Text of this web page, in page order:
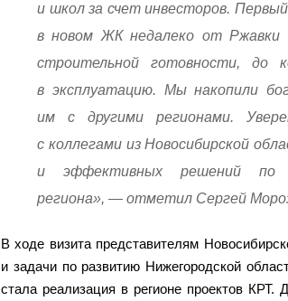
и школ за счет инвесторов.
в новом ЖК недалеко от Ржавки
строительной готовности, до
в эксплуатацию. Мы накопили
им с другими регионами.
с коллегами из Новосибирской
и эффективных решений по
региона», — отметил Сергей
В ходе визита представителям
и задачи по развитию Нижегородской
стала реализация в регионе проектов КРТ.